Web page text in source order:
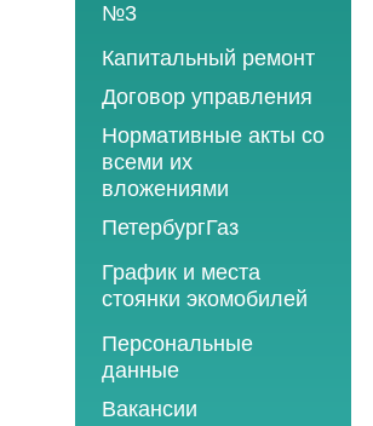
№3
Программы
2013 год
2014 год
2015 год
2016 год
2017 год
2018 год
Капитальный ремонт
Договор управления
Нормативные акты со
всеми их
вложениями
ПетербургГаз
2018 год
2019 год
2020 год
2021 год
2022 год
График и места
стоянки экомобилей
2019 год
2020 год
2021 год
Персональные
данные
Вакансии